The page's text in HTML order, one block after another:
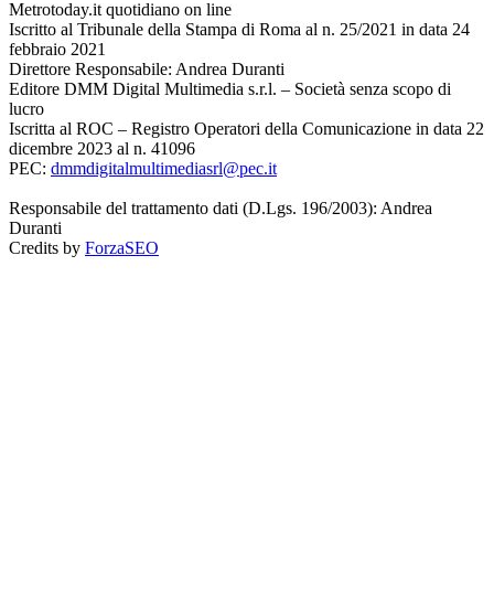
Metrotoday.it quotidiano on line
Iscritto al Tribunale della Stampa di Roma al n. 25/2021 in data 24
febbraio 2021
Direttore Responsabile: Andrea Duranti
Editore DMM Digital Multimedia s.r.l. – Società senza scopo di
lucro
Iscritta al ROC – Registro Operatori della Comunicazione in data 22
dicembre 2023 al n. 41096
PEC: dmmdigitalmultimediasrl@pec.it
Responsabile del trattamento dati (D.Lgs. 196/2003): Andrea
Duranti
Credits by ForzaSEO